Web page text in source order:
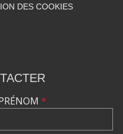
DES COOKIES
*